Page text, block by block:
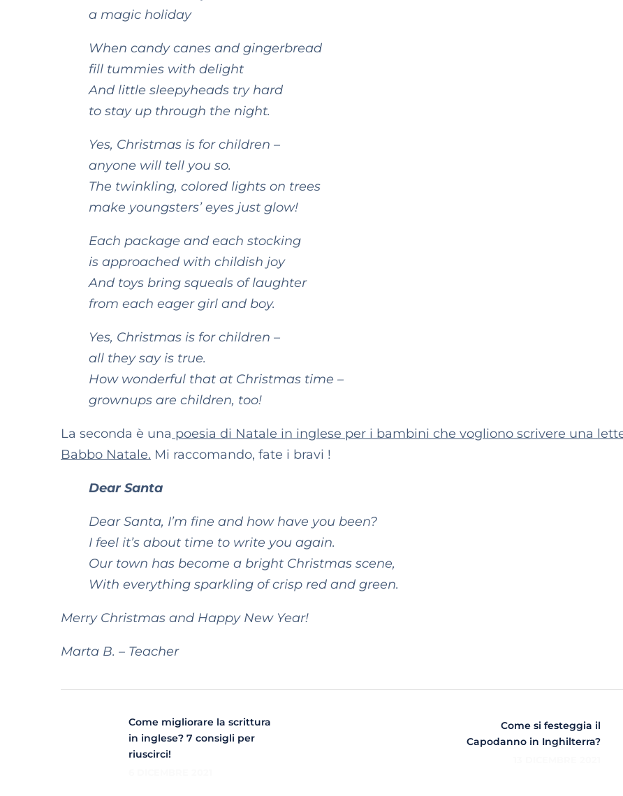
a magic holiday
When candy canes and gingerbread
fill tummies with delight
And little sleepyheads try hard
to stay up through the night.
Yes, Christmas is for children –
anyone will tell you so.
The twinkling, colored lights on trees
make youngsters’ eyes just glow!
Each package and each stocking
is approached with childish joy
And toys bring squeals of laughter
from each eager girl and boy.
Yes, Christmas is for children –
all they say is true.
How wonderful that at Christmas time –
grownups are children, too!
La seconda è una poesia di Natale in inglese per i bambini che vogliono scrivere una
Babbo Natale. Mi raccomando, fate i bravi !
Dear Santa
Dear Santa, I’m fine and how have you been?
I feel it’s about time to write you again.
Our town has become a bright Christmas scene,
With everything sparkling of crisp red and green.
Merry Christmas and Happy New Year!
Marta B. – Teacher
Come migliorare la scrittura
in inglese? 7 consigli per
riuscirci!
Come si festeggia il
Capodanno in Inghilterra?